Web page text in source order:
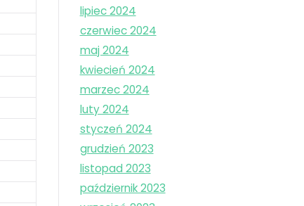
lipiec 2024
czerwiec 2024
maj 2024
kwiecień 2024
marzec 2024
luty 2024
styczeń 2024
grudzień 2023
listopad 2023
październik 2023